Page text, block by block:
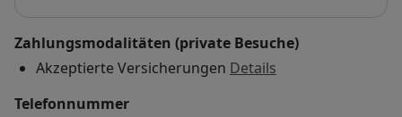
Zahlungsmodalitäten (private Besuche)
Akzeptierte Versicherungen Details
Telefonnummer